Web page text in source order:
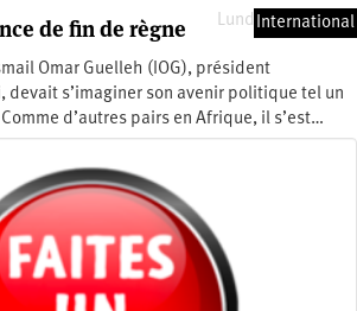
Lundi 24 mai 2010
International
de fin de règne
Omar Guelleh (IOG), président
s’imaginer son avenir politique tel un
d’autres pairs en Afrique, il s’est…